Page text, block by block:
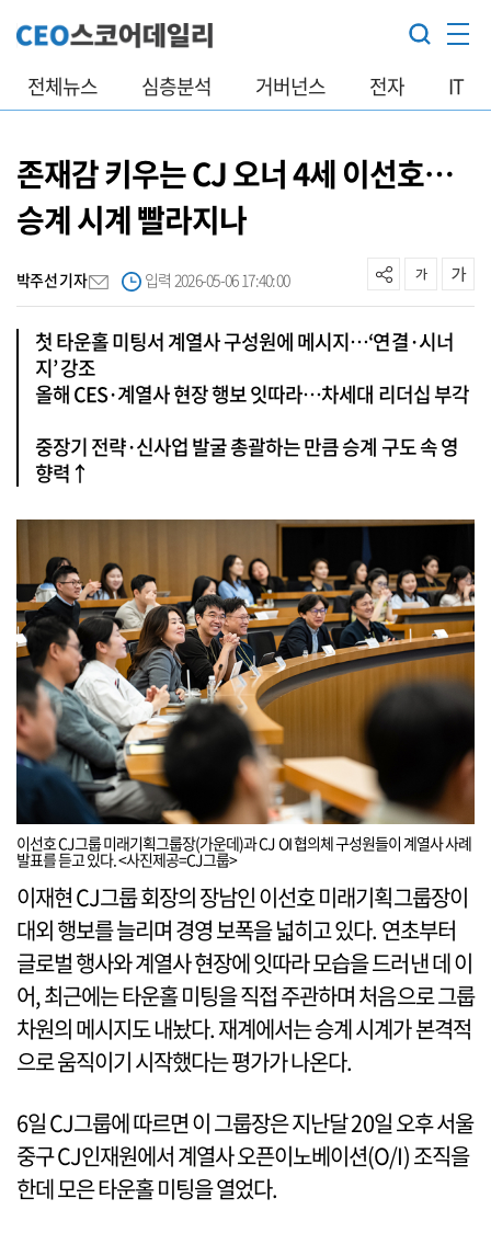
전체뉴스 심층분석 거버넌스 전자 IT
존재감 키우는 CJ 오너 4세 이선호…
승계 시계 빨라지나
박주선 기자 입력 2026-05-06 17:40:00
첫 타운홀 미팅서 계열사 구성원에 메시지…‘연결·시너
지’ 강조
올해 CES·계열사 현장 행보 잇따라…차세대 리더십 부각
중장기 전략·신사업 발굴 총괄하는 만큼 승계 구도 속 영
향력↑
이선호 CJ그룹 미래기획그룹장(가운데)과 CJ OI 협의체 구성원들이 계열사 사례
발표를 듣고 있다. <사진제공=CJ그룹>
이재현 CJ그룹 회장의 장남인 이선호 미래기획그룹장이
대외 행보를 늘리며 경영 보폭을 넓히고 있다. 연초부터
글로벌 행사와 계열사 현장에 잇따라 모습을 드러낸 데 이
어, 최근에는 타운홀 미팅을 직접 주관하며 처음으로 그룹
차원의 메시지도 내놨다. 재계에서는 승계 시계가 본격적
으로 움직이기 시작했다는 평가가 나온다.
6일 CJ그룹에 따르면 이 그룹장은 지난달 20일 오후 서울
중구 CJ인재원에서 계열사 오픈이노베이션(O/I) 조직을
한데 모은 타운홀 미팅을 열었다.